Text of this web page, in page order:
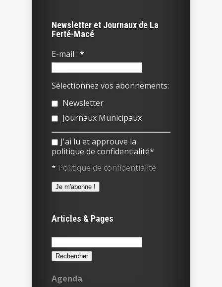
Newsletter et Journaux de La
Ferté-Macé
E-mail : *
Sélectionnez vos abonnements:
Newsletter
Journaux Municipaux
J'ai lu et approuve la
politique de confidentialité*
* Politique de confidentialité
Articles & Pages
Rechercher :
Agenda